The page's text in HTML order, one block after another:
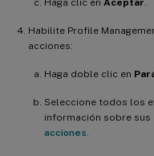
Habilite Profile
acciones:
Haga doble clic en
Seleccione todos los
información sobre
acciones